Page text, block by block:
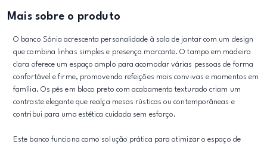
Mais sobre o produto
O banco Sónia acrescenta personalidade à sala de jantar com um design
que combina linhas simples e presença marcante. O tampo em madeira
clara oferece um espaço amplo para acomodar várias pessoas de forma
confortável e firme, promovendo refeições mais convivas e momentos em
família. Os pés em bloco preto com acabamento texturado criam um
contraste elegante que realça mesas rústicas ou contemporâneas e
contribui para uma estética cuidada sem esforço.
Este banco funciona como solução prática para otimizar o espaço de